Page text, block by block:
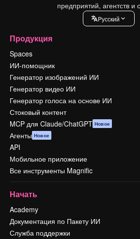
предприятий, агентств и
Pусский
Продукция
Spaces
ИИ-помощник
Генератор изображений ИИ
Генератор видео ИИ
Генератор голоса на основе ИИ
Стоковый контент
MCP для Claude/ChatGPT Новое
Агенты Новое
API
Мобильное приложение
Все инструменты Magnific
Начать
Academy
Документация по Пакету ИИ
Служба поддержки